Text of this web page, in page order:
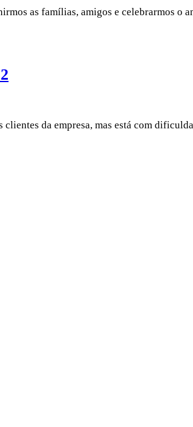
as famílias, amigos e celebrarmos o
da empresa, mas está com